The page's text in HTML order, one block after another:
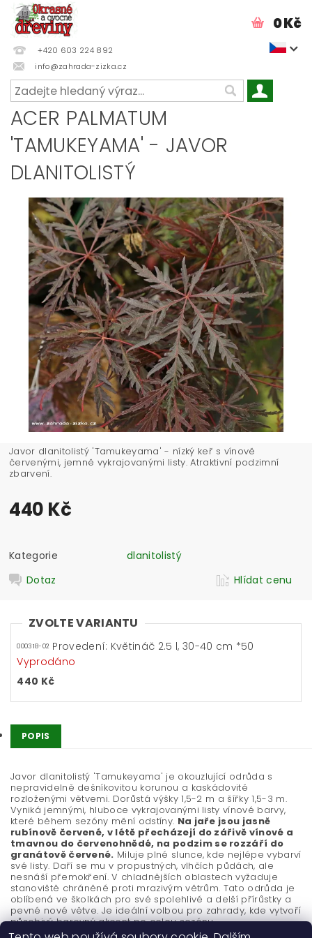
+420 603 224 892
info@zahrada-zizka.cz
0 Kč
ACER PALMATUM
'TAMUKEYAMA' - JAVOR
DLANITOLISTÝ
Javor dlanitolistý 'Tamukeyama' - nízký keř s vínově
červenými, jemně vykrajovanými listy. Atraktivní podzimní
zbarvení.
440 Kč
Kategorie
dlanitolistý
Dotaz
Hlídat cenu
ZVOLTE VARIANTU
000318-02 Provedení: Květináč 2.5 l, 30-40 cm *50
Vyprodáno
440 Kč
POPIS
Javor dlanitolistý 'Tamukeyama' je okouzlující odrůda s
nepravidelně dešníkovitou korunou a kaskádovitě
rozloženými větvemi. Dorůstá výšky 1,5-2 m a šířky 1,5-3 m.
Vyniká jemnými, hluboce vykrajovanými listy vínové barvy,
které během sezóny mění odstíny. Na jaře jsou jasně
rubínově červené, v létě přecházejí do zářivě vínové a
tmavnou do červenohnědé, na podzim se rozzáří do
granátově červené. Miluje plné slunce, kde nejlépe vybarví
své listy. Daří se mu v propustných, vlhčích půdách, ale
nesnáší přemokření. V chladnějších oblastech vyžaduje
stanoviště chráněné proti mrazivým větrům. Tato odrůda je
oblíbená ve školkách pro své spolehlivé a delší přírůstky a
pevné nové větve. Je ideální volbou pro zahrady, kde vytvoří
působivý barevný akcent po celou sezónu.